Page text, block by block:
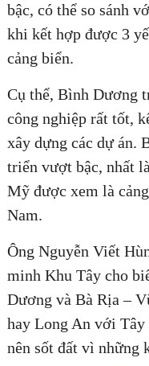
bậc, có thể so sánh
khi kết hợp được 3
cảng biển.
Cụ thể, Bình Dương
công nghiệp rất tốt,
xây dựng các dự án.
triển vượt bậc, nhất
Mỹ được xem là
Nam.
Ông Nguyễn Viết
minh Khu Tây cho
Dương và Bà Rịa –
hay Long An với
nên sốt đất vì những